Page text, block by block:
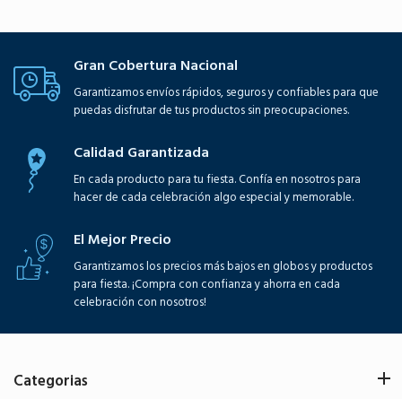
Gran Cobertura Nacional
Garantizamos envíos rápidos, seguros y confiables para que
puedas disfrutar de tus productos sin preocupaciones.
Calidad Garantizada
En cada producto para tu fiesta. Confía en nosotros para
hacer de cada celebración algo especial y memorable.
El Mejor Precio
Garantizamos los precios más bajos en globos y productos
para fiesta. ¡Compra con confianza y ahorra en cada
celebración con nosotros!
Categorias